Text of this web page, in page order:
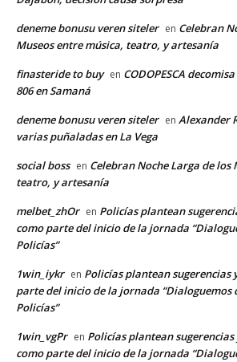
deneme bonusu veren siteler en Celebran
Museos entre música, teatro, y artesanía
finasteride to buy en CODOPESCA
806 en Samaná
deneme bonusu veren siteler en Alexander
varias puñaladas en La Vega
social boss en Celebran Noche Larga de los
teatro, y artesanía
melbet_zhOr en Policías plantean
como parte del inicio de la jornada
Policías”
1win_iykr en Policías plantean sugerencias
parte del inicio de la jornada “Dialoguemos
Policías”
1win_vgPr en Policías plantean
como parte del inicio de la jornada